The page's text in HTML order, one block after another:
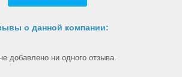
о данной компании:
добавлено ни одного отзыва.